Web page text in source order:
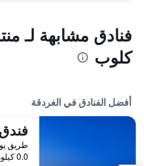
فنادق مشابهة لـ
كلوب
أفضل الفنادق في الغردقة
0.0 كيلومتر عن وسط المدينة